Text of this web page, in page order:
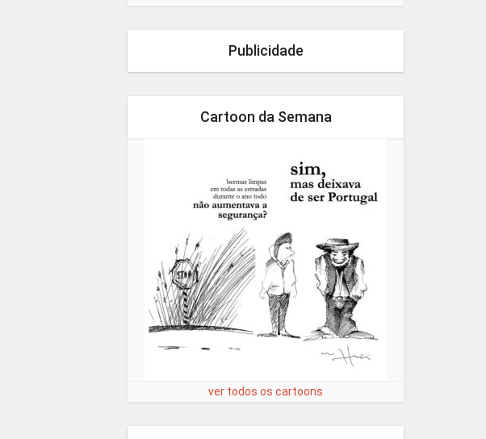
Publicidade
Cartoon da Semana
ver todos os cartoons